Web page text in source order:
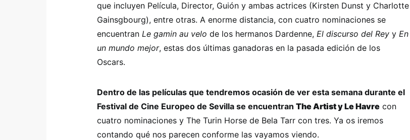
que incluyen Película, Director, Guión y ambas actrices (Kirsten Dunst y Charlotte
Gainsgbourg), entre otras. A enorme distancia, con cuatro nominaciones se
encuentran Le gamin au velo de los hermanos Dardenne, El discurso del Rey y En
un mundo mejor, estas dos últimas ganadoras en la pasada edición de los
Oscars.
Dentro de las películas que tendremos ocasión de ver esta semana durante el
Festival de Cine Europeo de Sevilla se encuentran The Artist y Le Havre con
cuatro nominaciones y The Turin Horse de Bela Tarr con tres. Ya os iremos
contando qué nos parecen conforme las vayamos viendo.